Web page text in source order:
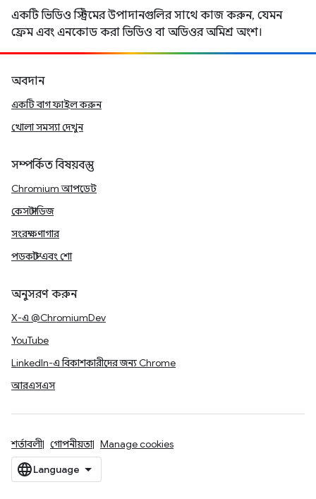
একটি ভিডিও স্ট্রিমের উপাদানগুলির সাথে কাজ করুন, যেমন
ফ্রেম এবং এনকোড করা ভিডিও বা অডিওর অমিশ্র অংশ।
অবদান
একটি বাগ ফাইল করুন
খোলা সমস্যা দেখুন
সম্পর্কিত বিষয়বস্তু
Chromium আপডেট
কেস স্টাডিজ
সংরক্ষণাগার
পডকাস্ট এবং শো
অনুসরণ করুন
X-এ @ChromiumDev
YouTube
LinkedIn-এ বিকাশকারীদের জন্য Chrome
আরএসএস
শর্তাবলী গোপনীয়তা Manage cookies